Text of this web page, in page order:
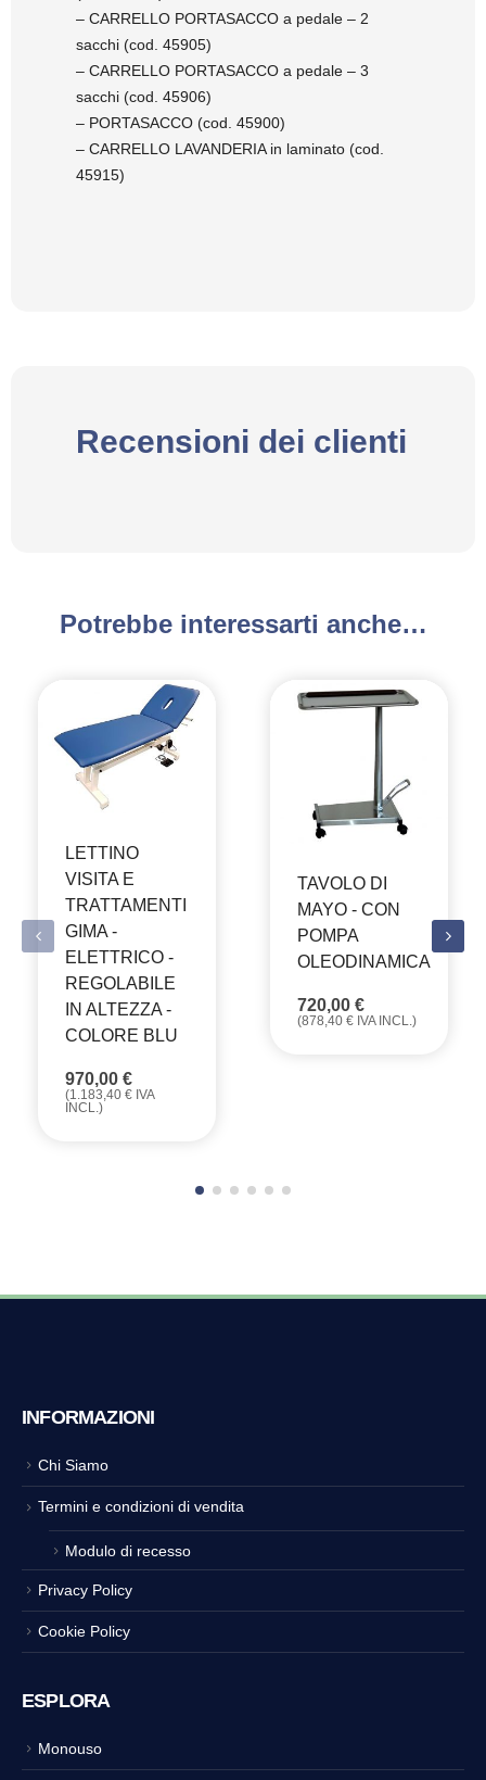
– CARRELLO PORTASACCO a pedale – 2
sacchi (cod. 45905)
– CARRELLO PORTASACCO a pedale – 3
sacchi (cod. 45906)
– PORTASACCO (cod. 45900)
– CARRELLO LAVANDERIA in laminato (cod.
45915)
Recensioni dei clienti
Potrebbe interessarti anche…
LETTINO
VISITA E
TRATTAMENTI
GIMA -
ELETTRICO -
REGOLABILE
IN ALTEZZA -
COLORE BLU
970,00 €
(1.183,40 € IVA
INCL.)
TAVOLO DI
MAYO - CON
POMPA
OLEODINAMICA
720,00 €
(878,40 € IVA INCL.)
INFORMAZIONI
Chi Siamo
Termini e condizioni di vendita
Modulo di recesso
Privacy Policy
Cookie Policy
ESPLORA
Monouso